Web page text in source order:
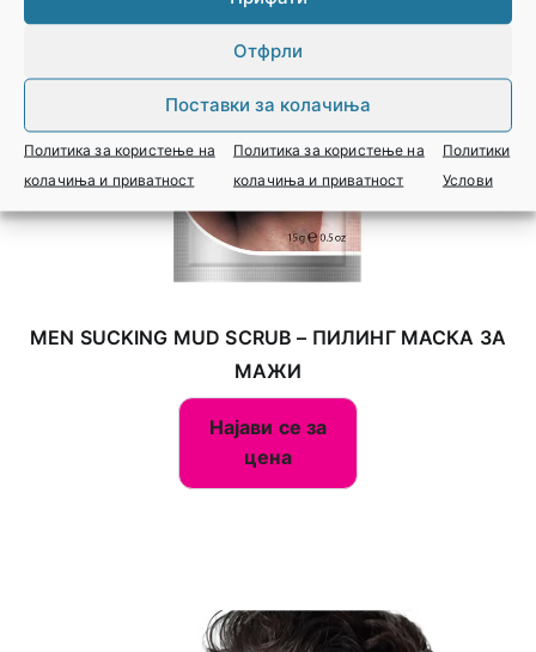
Отфрли
Поставки за колачиња
Политика за користење на
колачиња и приватност
Политика за користење на
колачиња и приватност
Политики
Услови
MEN SUCKING MUD SCRUB – ПИЛИНГ МАСКА ЗА
МАЖИ
Најави се за
цена